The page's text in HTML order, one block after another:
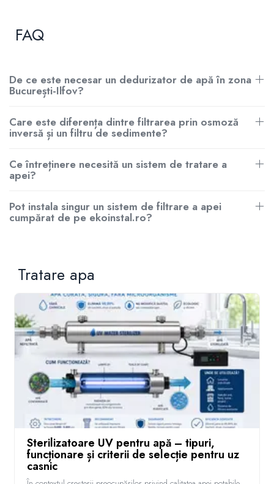
FAQ
De ce este necesar un dedurizator de apă în zona
București-Ilfov?
Care este diferența dintre filtrarea prin osmoză
inversă și un filtru de sedimente?
Ce întreținere necesită un sistem de tratare a
apei?
Pot instala singur un sistem de filtrare a apei
cumpărat de pe ekoinstal.ro?
Tratare apa
Sterilizatoare UV pentru apă – tipuri,
funcționare și criterii de selecție pentru uz
casnic